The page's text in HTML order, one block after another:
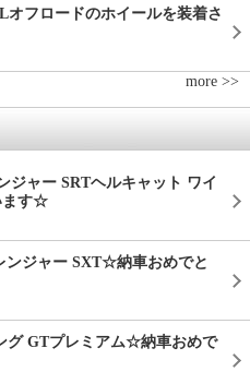
フロードのホイールを装着さ
more >>
ャー SRTヘルキャット ワイ
ます☆
ジャー SXT☆納車おめでと
GTプレミアム☆納車おめで